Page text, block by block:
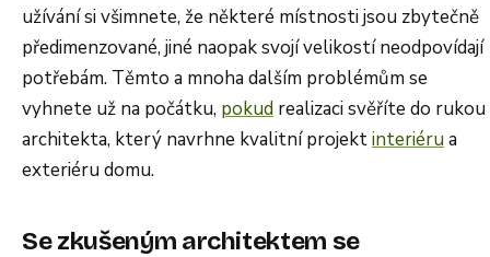
užívání si všimnete, že některé místnosti jsou zbytečně
předimenzované, jiné naopak svojí velikostí neodpovídají
potřebám. Těmto a mnoha dalším problémům se
vyhnete už na počátku, pokud realizaci svěříte do rukou
architekta, který navrhne kvalitní projektinteriérua
exteriéru domu.
Se zkušeným architektem se